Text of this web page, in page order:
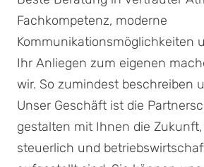
Fachkompetenz, moderne
Kommunikationsmöglichkeiten
Ihr Anliegen zum eigenen
wir. So zumindest beschreiben
Unser Geschäft ist die
gestalten mit Ihnen die
steuerlich und